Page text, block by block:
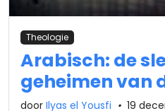
Theologie
Arabisch: de
geheimen van
door Ilyas el Yousfi • 19